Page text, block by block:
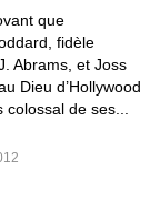
que
fidèle
Abrams, et Joss
Dieu d’Hollywood
de ses...